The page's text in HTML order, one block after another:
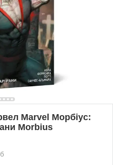
Marvel Морбіус:
Morbius